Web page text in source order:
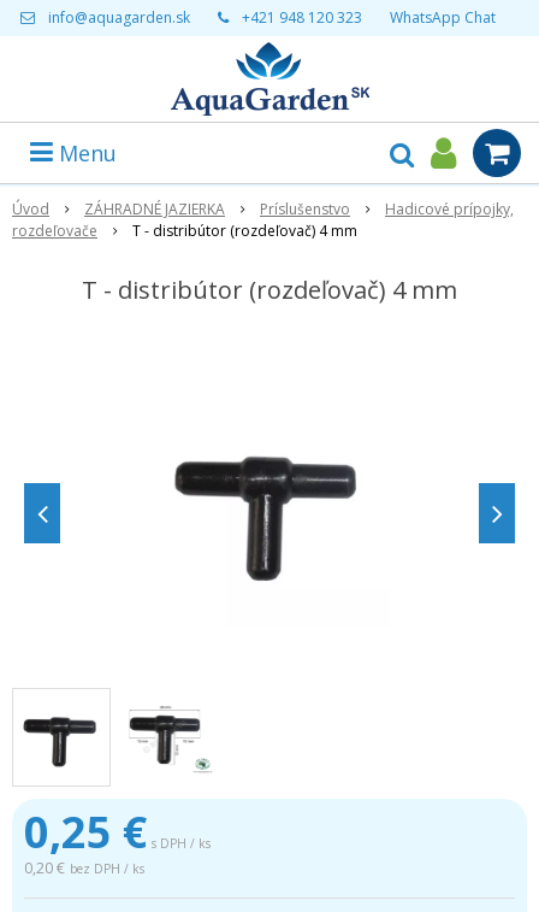
info@aquagarden.sk +421 948 120 323 WhatsApp Chat
Menu
Úvod ZÁHRADNÉ JAZIERKA Príslušenstvo
Hadicové prípojky,
rozdeľovače
T - distribútor (rozdeľovač) 4 mm
T - distribútor (rozdeľovač) 4 mm
0,25 € s DPH / ks
0,20 € bez DPH / ks